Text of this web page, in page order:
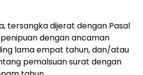
tersangka dijerat dengan Pasal
dengan ancaman
lama empat tahun, dan/atau
pemalsuan surat dengan